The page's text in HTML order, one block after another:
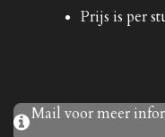
Prijs is per
Mail voor meer